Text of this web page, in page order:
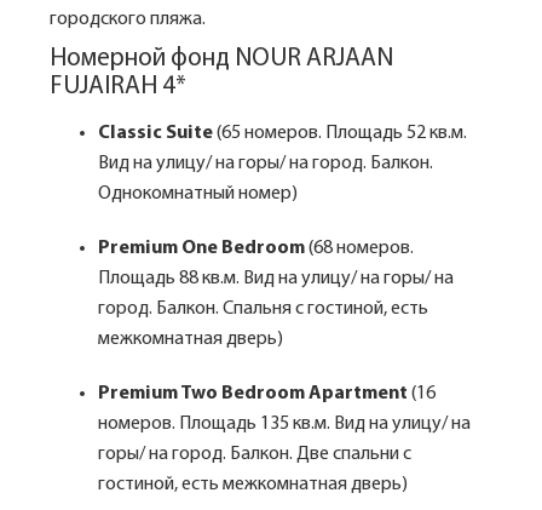
городского пляжа.
Номерной фонд NOUR ARJAAN
FUJAIRAH 4*
Classic Suite(65 номеров. Площадь 52 кв.м.
Вид на улицу/ на горы/ на город. Балкон.
Однокомнатный номер)
Premium One Bedroom(68 номеров.
Площадь 88 кв.м. Вид на улицу/ на горы/ на
город. Балкон. Спальня с гостиной, есть
межкомнатная дверь)
Premium Two Bedroom Apartment (16
номеров. Площадь 135 кв.м. Вид на улицу/ на
горы/ на город. Балкон. Две спальни с
гостиной, есть межкомнатная дверь)